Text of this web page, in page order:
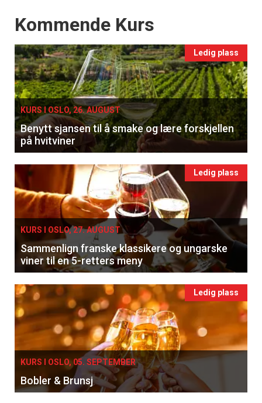
×
Få ukentlige nyhetsbrev fra
Apéritif
Vi tilbyr flere ukentlige nyhetsbrev. Du
kan fritt velge hvilke du ønsker å få
Events
Kommende Kurs
Ledig plass
KURS I OSLO, 26. AUGUST
Benytt sjansen til å smake og lære forskjellen
på hvitviner
Ledig plass
KURS I OSLO, 27. AUGUST
Sammenlign franske klassikere og ungarske
viner til en 5-retters meny
Ledig plass
KURS I OSLO, 05. SEPTEMBER
Bobler & Brunsj